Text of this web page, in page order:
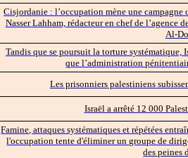
Cisjordanie : l’occupation mène une
Nasser Lahham, rédacteur en chef de l’agence
Al-
Tandis que se poursuit la torture systématique,
que l’administration
Les prisonniers palestiniens
Israël a arrêté 12 000
Famine, attaques systématiques et répétées
l'occupation tente d'éliminer un groupe de
des peines